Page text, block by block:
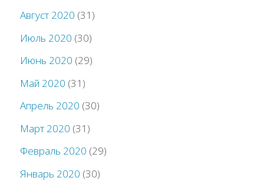
Август 2020 (31)
Июль 2020 (30)
Июнь 2020 (29)
Май 2020 (31)
Апрель 2020 (30)
Март 2020 (31)
Февраль 2020 (29)
Январь 2020 (30)